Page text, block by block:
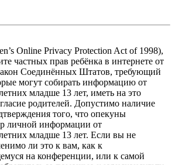
Online Privacy Protection Act of 1998),
частных прав ребёнка в интернете от
Соединённых Штатов, требующий
могут собирать информацию от
младше 13 лет, иметь на это
родителей. Допустимо наличие
того, что опекуны
личной информации от
младше 13 лет. Если вы не
ли это к вам, как к
на конференции, или к самой